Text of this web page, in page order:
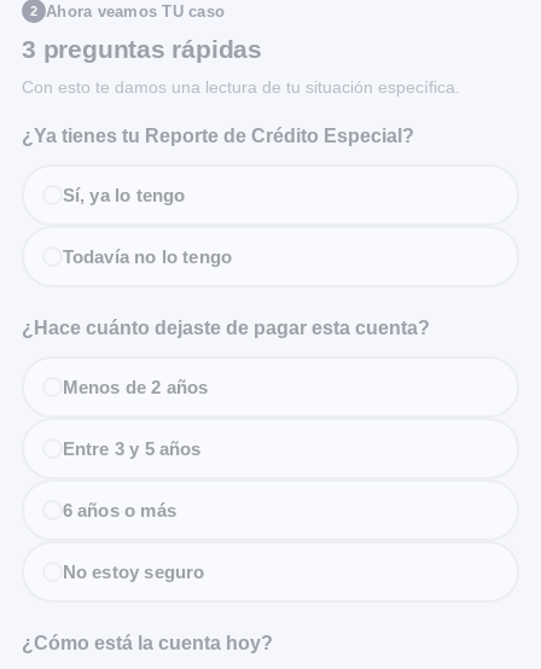
2 Ahora veamos TU caso
3 preguntas rápidas
Con esto te damos una lectura de tu situación específica.
¿Ya tienes tu Reporte de Crédito Especial?
Sí, ya lo tengo
Todavía no lo tengo
¿Hace cuánto dejaste de pagar esta cuenta?
Menos de 2 años
Entre 3 y 5 años
6 años o más
No estoy seguro
¿Cómo está la cuenta hoy?